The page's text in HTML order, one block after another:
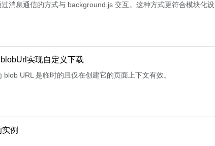
消息通信的方式与 background.js 交互。这种方式更符合模块化设
实现自定义下载
URL 是临时的且仅在创建它的页面上下文有效。
例